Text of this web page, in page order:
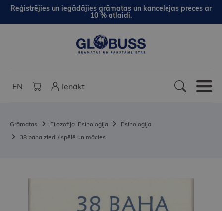
Reģistrējies un iegādājies grāmatas un kancelejas preces ar
10 % atlaidi.
EN Ienākt
Grāmatas Filozofija. Psiholoģija
Psiholoģija
38 baha ziedi / spēlē un mācies